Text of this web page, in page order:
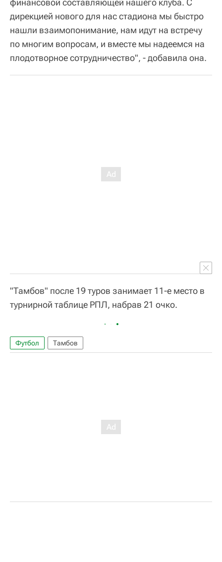
финансовой составляющей нашего клуба. С
дирекцией нового для нас стадиона мы быстро
нашли взаимопонимание, нам идут на встречу
по многим вопросам, и вместе мы надеемся на
плодотворное сотрудничество", - добавила она.
"Тамбов" после 19 туров занимает 11-е место в
турнирной таблице РПЛ, набрав 21 очко.
Футбол Тамбов